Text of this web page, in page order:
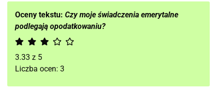
Oceny tekstu: Czy moje świadczenia emerytalne
podlegają opodatkowaniu?
3.33 z 5
Liczba ocen: 3